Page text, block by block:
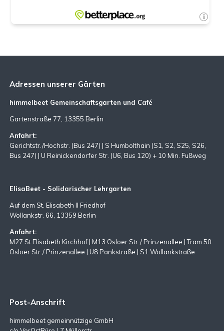
Adressen unserer Gärten
himmelbeet Gemeinschaftsgarten und Café
Gartenstraße 77, 13355 Berlin
Anfahrt:
Gerichtstr./Hochstr. (Bus 247) | S Humbolthain (S1, S2, S25, S26,
Bus 247) | U Reinickendorfer Str. (U6, Bus 120) + 10 Min. Fußweg
ElisaBeet - Solidarischer Lehrgarten
Auf dem St. Elisabeth II Friedhof
Wollankstr. 66, 13359 Berlin
Anfahrt:
M27 St Elisabeth Kirchhof | M13 Osloer Str./ Prinzenallee | Tram 50
Osloer Str./ Prinzenallee | U8 Pankstraße | S1 Wollankstraße
Post-Anschrift
himmelbeet gemeinnützige GmbH